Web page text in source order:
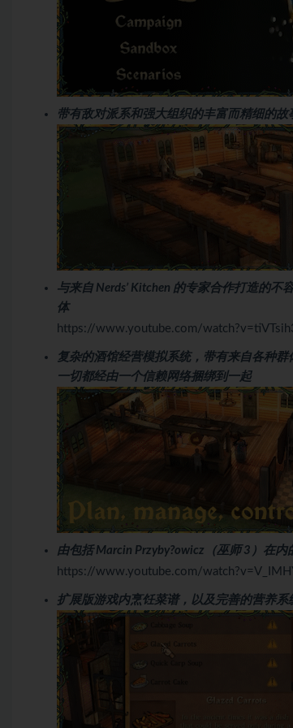
带有敌对派系和强大组织的丰富而精细的
与来自 Nerds’ Kitchen 的专家合作打造的
体
https://www.youtube.com/
复杂的酒馆经营模拟系统，带有来自各种
一切都经由一个信赖网络捆绑到一起
由包括 Marcin Przyby?owicz（巫师 3）在
https://www.youtube.com/
扩展版游戏内烹饪菜谱，以及完善的营养